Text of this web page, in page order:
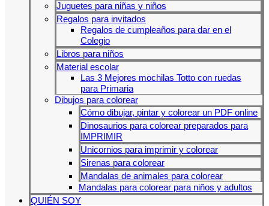
Juguetes para niñas y niños
Regalos para invitados
Regalos de cumpleaños para dar en el
Colegio
Libros para niños
Material escolar
Las 3 Mejores mochilas Totto con ruedas
para Primaria
Dibujos para colorear
Cómo dibujar, pintar y colorear un PDF online
Dinosaurios para colorear preparados para
IMPRIMIR
Unicornios para imprimir y colorear
Sirenas para colorear
Mandalas de animales para colorear
Mandalas para colorear para niños y adultos
QUIÉN SOY